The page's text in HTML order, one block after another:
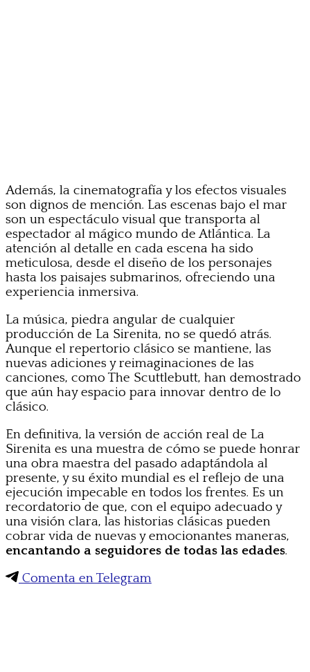
Además, la cinematografía y los efectos visuales
son dignos de mención. Las escenas bajo el mar
son un espectáculo visual que transporta al
espectador al mágico mundo de Atlántica. La
atención al detalle en cada escena ha sido
meticulosa, desde el diseño de los personajes
hasta los paisajes submarinos, ofreciendo una
experiencia inmersiva.
La música, piedra angular de cualquier
producción de La Sirenita, no se quedó atrás.
Aunque el repertorio clásico se mantiene, las
nuevas adiciones y reimaginaciones de las
canciones, como The Scuttlebutt, han demostrado
que aún hay espacio para innovar dentro de lo
clásico.
En definitiva, la versión de acción real de La
Sirenita es una muestra de cómo se puede honrar
una obra maestra del pasado adaptándola al
presente, y su éxito mundial es el reflejo de una
ejecución impecable en todos los frentes. Es un
recordatorio de que, con el equipo adecuado y
una visión clara, las historias clásicas pueden
cobrar vida de nuevas y emocionantes maneras,
encantando a seguidores de todas las edades.
Comenta en Telegram